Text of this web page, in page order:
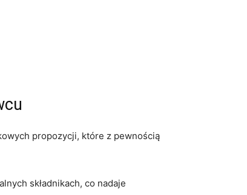
propozycji, które z pewnością
składnikach, co nadaje